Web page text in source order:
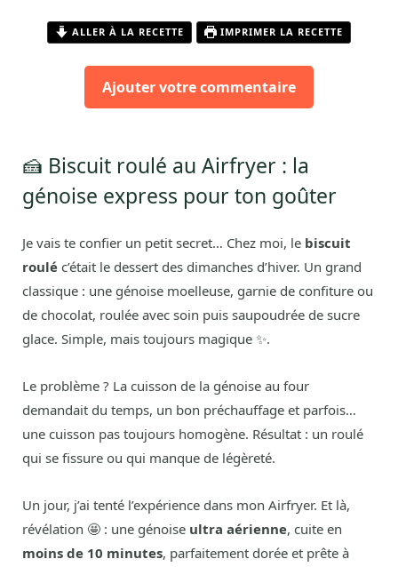
ALLER À LA RECETTE IMPRIMER LA RECETTE
Ajouter votre commentaire
🍰 Biscuit roulé au Airfryer : la
génoise express pour ton goûter
Je vais te confier un petit secret… Chez moi, le biscuit
roulé c’était le dessert des dimanches d’hiver. Un grand
classique : une génoise moelleuse, garnie de confiture ou
de chocolat, roulée avec soin puis saupoudrée de sucre
glace. Simple, mais toujours magique ✨.
Le problème ? La cuisson de la génoise au four
demandait du temps, un bon préchauffage et parfois…
une cuisson pas toujours homogène. Résultat : un roulé
qui se fissure ou qui manque de légèreté.
Un jour, j’ai tenté l’expérience dans mon Airfryer. Et là,
révélation 🤩 : une génoise ultra aérienne, cuite en
moins de 10 minutes, parfaitement dorée et prête à